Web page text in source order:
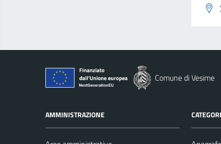
Comune di Vesime
AMMINISTRAZIONE